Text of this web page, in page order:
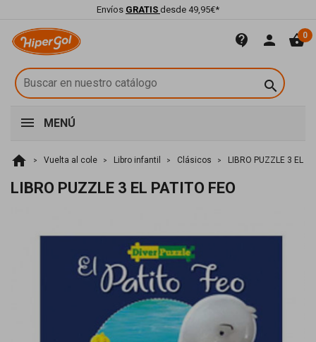
Envíos GRATIS desde 49,95€*
contact_support person shopping_basket0

MENÚ
home Vuelta al cole Libro infantil Clásicos LIBRO PUZZLE 3 EL
LIBRO PUZZLE 3 EL PATITO FEO